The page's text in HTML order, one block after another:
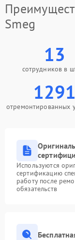
Smeg
13
сотрудников в
1291
отремонтированных
Используются
сертификацию
работу после
обязательств